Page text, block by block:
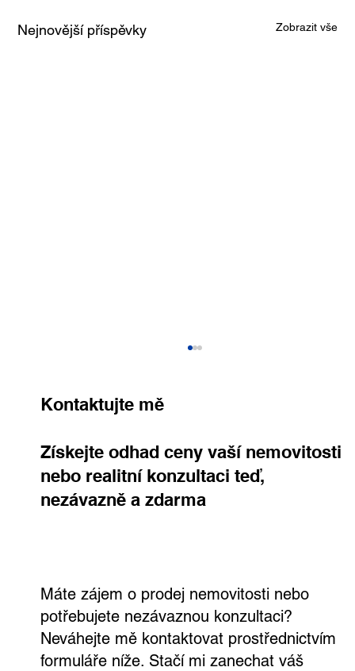
Nejnovější příspěvky Zobrazit vše
Kontaktujte mě
Získejte odhad ceny vaší nemovitosti
nebo realitní konzultaci teď,
nezávazně a zdarma
Máte zájem o prodej nemovitosti nebo
potřebujete nezávaznou konzultaci?
Neváhejte mě kontaktovat prostřednictvím
formuláře níže. Stačí mi zanechat váš